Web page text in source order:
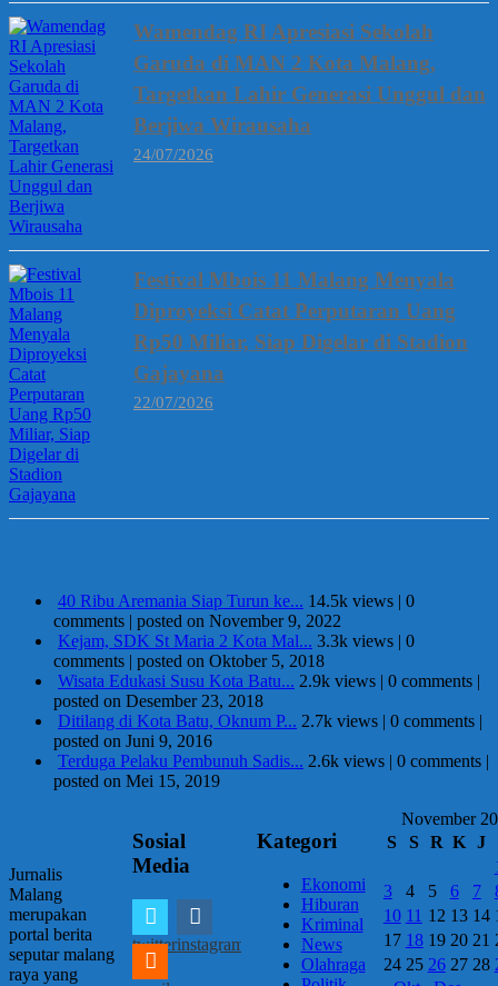
Wamendag RI Apresiasi Sekolah
Garuda di MAN 2 Kota Malang,
Targetkan Lahir Generasi Unggul dan
Berjiwa Wirausaha
24/07/2026
Festival Mbois 11 Malang Menyala
Diproyeksi Catat Perputaran Uang
Rp50 Miliar, Siap Digelar di Stadion
Gajayana
22/07/2026
40 Ribu Aremania Siap Turun ke... 14.5k views | 0
comments | posted on November 9, 2022
Kejam, SDK St Maria 2 Kota Mal... 3.3k views | 0
comments | posted on Oktober 5, 2018
Wisata Edukasi Susu Kota Batu... 2.9k views | 0 comments |
posted on Desember 23, 2018
Ditilang di Kota Batu, Oknum P... 2.7k views | 0 comments |
posted on Juni 9, 2016
Terduga Pelaku Pembunuh Sadis... 2.6k views | 0 comments |
posted on Mei 15, 2019
Jurnalis
Malang
merupakan
portal berita
seputar malang
raya yang
Sosial
Media
twitterinstagram
Kategori
Ekonomi
Hiburan
Kriminal
News
Olahraga
November
S
S R K
J
3
4 5 6 7
10 11 12 13 14
17 18 19 20 21
24 25 26 27 28